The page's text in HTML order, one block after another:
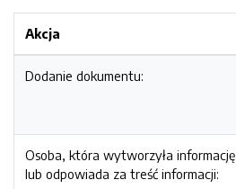
Akcja
Dodanie dokumentu:
Osoba, która wytworzyła informację
lub odpowiada za treść informacji: